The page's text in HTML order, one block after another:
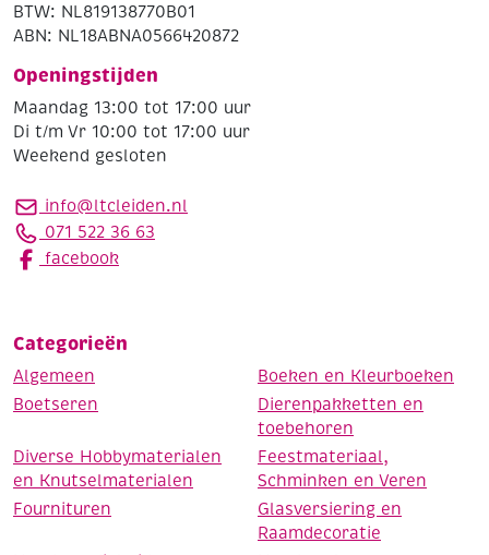
BTW: NL819138770B01
ABN: NL18ABNA0566420872
Openingstijden
Maandag 13:00 tot 17:00 uur
Di t/m Vr 10:00 tot 17:00 uur
Weekend gesloten
info@ltcleiden.nl
071 522 36 63
facebook
Categorieën
Algemeen
Boeken en Kleurboeken
Boetseren
Dierenpakketten en
toebehoren
Diverse Hobbymaterialen
en Knutselmaterialen
Feestmateriaal,
Schminken en Veren
Fournituren
Glasversiering en
Raamdecoratie